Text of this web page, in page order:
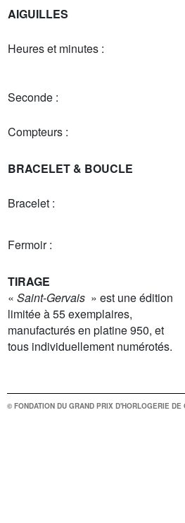
AIGUILLES
Heures et minutes :
Seconde :
Compteurs :
BRACELET & BOUCLE
Bracelet :
Fermoir :
TIRAGE
« Saint-Gervais » est une édition
limitée à 55 exemplaires,
manufacturés en platine 950, et
tous individuellement numérotés.
© FONDATION DU GRAND PRIX D'HORLOGERIE DE